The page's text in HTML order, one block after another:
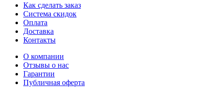
Как сделать заказ
Система скидок
Оплата
Доставка
Контакты
О компании
Отзывы о нас
Гарантии
Публичная оферта